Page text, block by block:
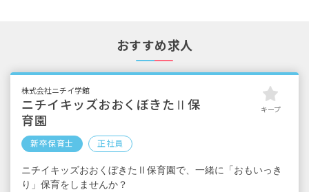
おすすめ求人
株式会社ニチイ学館
ニチイキッズおおくぼきたⅡ保
育園
新卒保育士 正社員
キープ
ニチイキッズおおくぼきたⅡ保育園で、一緒に「おもいっき
り」保育をしませんか？